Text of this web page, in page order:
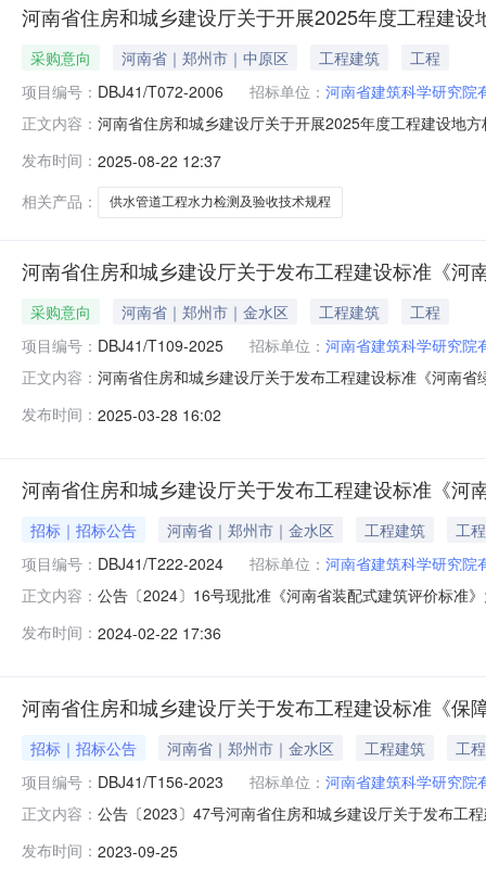
河南省住房和城乡建设厅关于开展2025年度工程建设
采购意向 河南省｜郑州市｜中原区 工程建筑
工程
项目编号： DBJ41/T072-2006 招标单位： 河南省建筑科学研究院
正文内容： 河南省住房和城乡建设厅关于开展2025年度工程建设地
复审工作。现将有关要求通知如下：一、复审范围详见
项尚未完成编制工作的
发布时间： 2025-08-22 12:37
相关产品：
供水管道工程水力检测及验收技术规程
河南省住房和城乡建设厅关于发布工程建设标准《河
采购意向 河南省｜郑州市｜金水区 工程建筑
工程
项目编号： DBJ41/T109-2025 招标单位： 河南省建筑科学研究院
正文内容： 河南省住房和城乡建设厅关于发布工程建设标准《河南
住房和城乡建设厅负责管理。附件：河南省绿色建筑评
发布时间： 2025-03-28 16:02
河南省住房和城乡建设厅关于发布工程建设标准《河
招标｜招标公告 河南省｜郑州市｜金水区 工程建筑
工程
项目编号： DBJ41/T222-2024 招标单位： 河南省建筑科学研究院
正文内容： 公告〔2024〕16号现批准《河南省装配式建筑评价标准
准.pdf河南省住房和城乡建设厅2024年2月20日前言根据
发布时间： 2024-02-22 17:36
河南省住房和城乡建设厅关于发布工程建设标准《保
招标｜招标公告 河南省｜郑州市｜金水区 工程建筑
工程
项目编号： DBJ41/T156-2023 招标单位： 河南省建筑科学研究院
正文内容： 公告〔2023〕47号河南省住房和城乡建设厅关于发布工
门户网站（www.hnjs.gov.cn）公开，由河南省住房和城
发布时间： 2023-09-25